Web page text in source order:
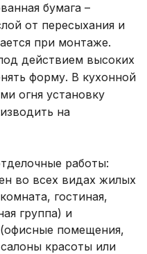
бумага –
от пересыхания и
при монтаже.
действием высоких
форму. В кухонной
огня установку
на
работы:
во всех видах жилых
гостиная,
группа) и
помещения,
красоты или